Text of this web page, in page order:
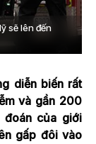
sẽ lên đến
diễn biến rất
và gần 200
đoán của giới
gấp đôi vào